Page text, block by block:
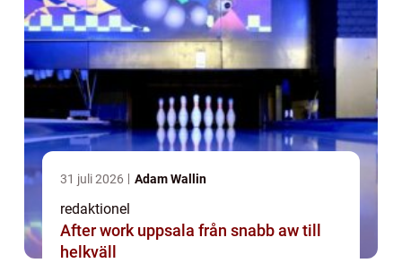
31 juli 2026 Adam Wallin
redaktionel
After work uppsala från snabb aw till
helkväll